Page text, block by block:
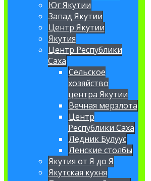
Юг Якутии
Запад Якутии
Центр Якутии
Якутия
Центр Республики
Саха
Сельское
хозяйство
центра Якутии
Вечная мерзлота
Центр
Республики Саха
Ледник Булуус
Ленские столбы
Якутия от Я до Я
Якутская кухня